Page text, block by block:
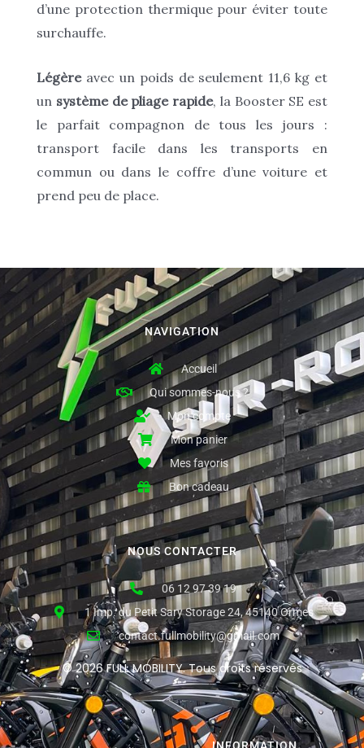
d’une protection thermique pour éviter toute
surchauffe.
Légèreavec un poids de seulement 11,6 kg et
un système de pliage rapide, la Booster SE est
le parfait compagnon de tous les jours :
transport facile dans les transports en
commun ou dans le coffre d’une voiture et
prend peu de place.
NAVIGATION
Accueil
Qui sommes-nous ?
Mon compte
Mon panier
Mes favoris
Bon cadeau
NOUS CONTACTER
06 12 97 39 19
1 Imp. du Petit Sary Storage 24, 45140 Ormes
contact.fullmobility@gmail.com
© 2026 FULL MOBILITY. Tous droits réservés